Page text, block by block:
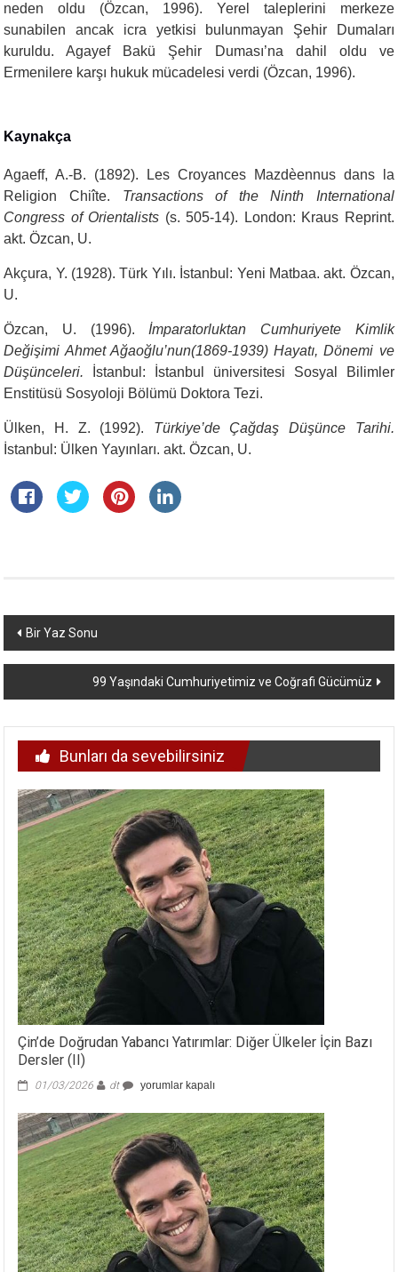
neden oldu (Özcan, 1996). Yerel taleplerini merkeze
sunabilen ancak icra yetkisi bulunmayan Şehir Dumaları
kuruldu. Agayef Bakü Şehir Duması’na dahil oldu ve
Ermenilere karşı hukuk mücadelesi verdi (Özcan, 1996).
Kaynakça
Agaeff, A.-B. (1892). Les Croyances Mazdèennus dans la
Religion Chiîte. Transactions of the Ninth International
Congress of Orientalists (s. 505-14). London: Kraus Reprint.
akt. Özcan, U.
Akçura, Y. (1928). Türk Yılı. İstanbul: Yeni Matbaa. akt. Özcan,
U.
Özcan, U. (1996). İmparatorluktan Cumhuriyete Kimlik
Değişimi Ahmet Ağaoğlu’nun(1869-1939) Hayatı, Dönemi ve
Düşünceleri. İstanbul: İstanbul üniversitesi Sosyal Bilimler
Enstitüsü Sosyoloji Bölümü Doktora Tezi.
Ülken, H. Z. (1992). Türkiye’de Çağdaş Düşünce Tarihi.
İstanbul: Ülken Yayınları. akt. Özcan, U.
Yazı
dolaşımı
Bir Yaz Sonu
99 Yaşındaki Cumhuriyetimiz ve Coğrafi Gücümüz
Bunları da sevebilirsiniz
Çin’de Doğrudan Yabancı Yatırımlar: Diğer Ülkeler İçin Bazı
Dersler (II)
01/03/2026 dt
Çin’de
Yabancı
Yatırımlar:
Diğer
Ülkeler
İçin
Bazı
Dersler
(II)
için
yorumlar kapalı